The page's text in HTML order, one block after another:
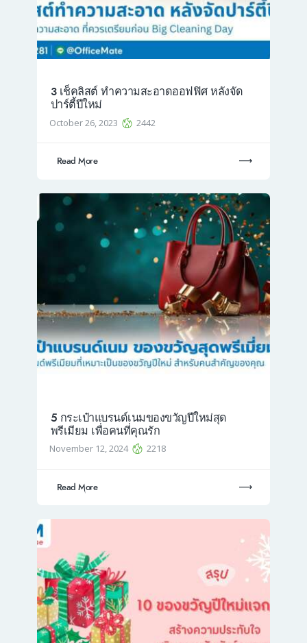
3 เช็คลิสต์ ทำความสะอาดออฟฟิศ หลังจัด
ปาร์ตี้ปีใหม่
October 26, 2023 2442
Read More
5 กระเป๋าแบรนด์เนมของขวัญปีใหม่สุด
พรีเมียม เพื่อคนที่คุณรัก
November 12, 2024 2218
Read More